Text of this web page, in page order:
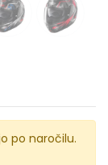
po naročilu.